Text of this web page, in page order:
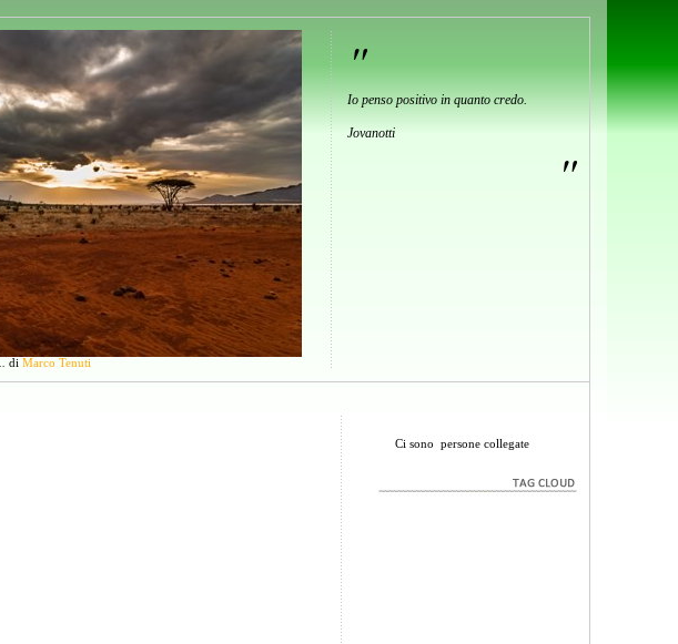
di Marco Tenuti
"
Io penso positivo in quanto credo.
Jovanotti
"
Ci sono persone collegate